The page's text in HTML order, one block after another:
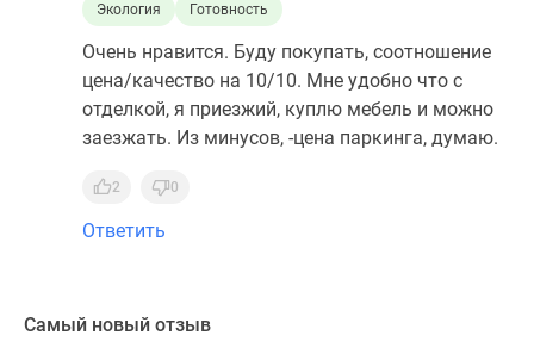
Экология
Готовность
Очень нравится. Буду покупать, соотношение
цена/качество на 10/10. Мне удобно что с
отделкой, я приезжий, куплю мебель и можно
заезжать. Из минусов, -цена паркинга, думаю.
2 0
Ответить
Самый новый отзыв